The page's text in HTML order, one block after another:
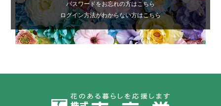
パスワードをお忘れの方はこちら
ログイン方法がわからない方はこちら